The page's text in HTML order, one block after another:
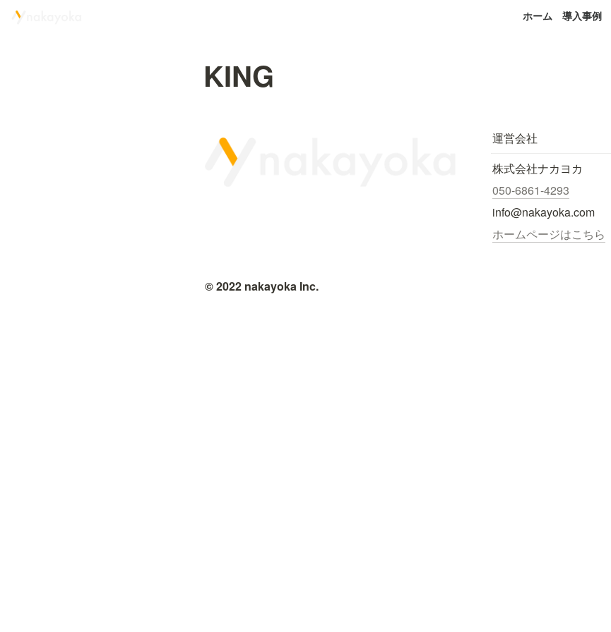
ホーム 導入事例
KING
運営会社
株式会社ナカヨカ
050-6861-4293
info@nakayoka.com
ホームページはこちら
© 2022 nakayoka Inc.